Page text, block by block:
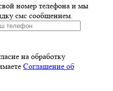
номер телефона и мы
смс сообщением.
на обработку
Соглашение об